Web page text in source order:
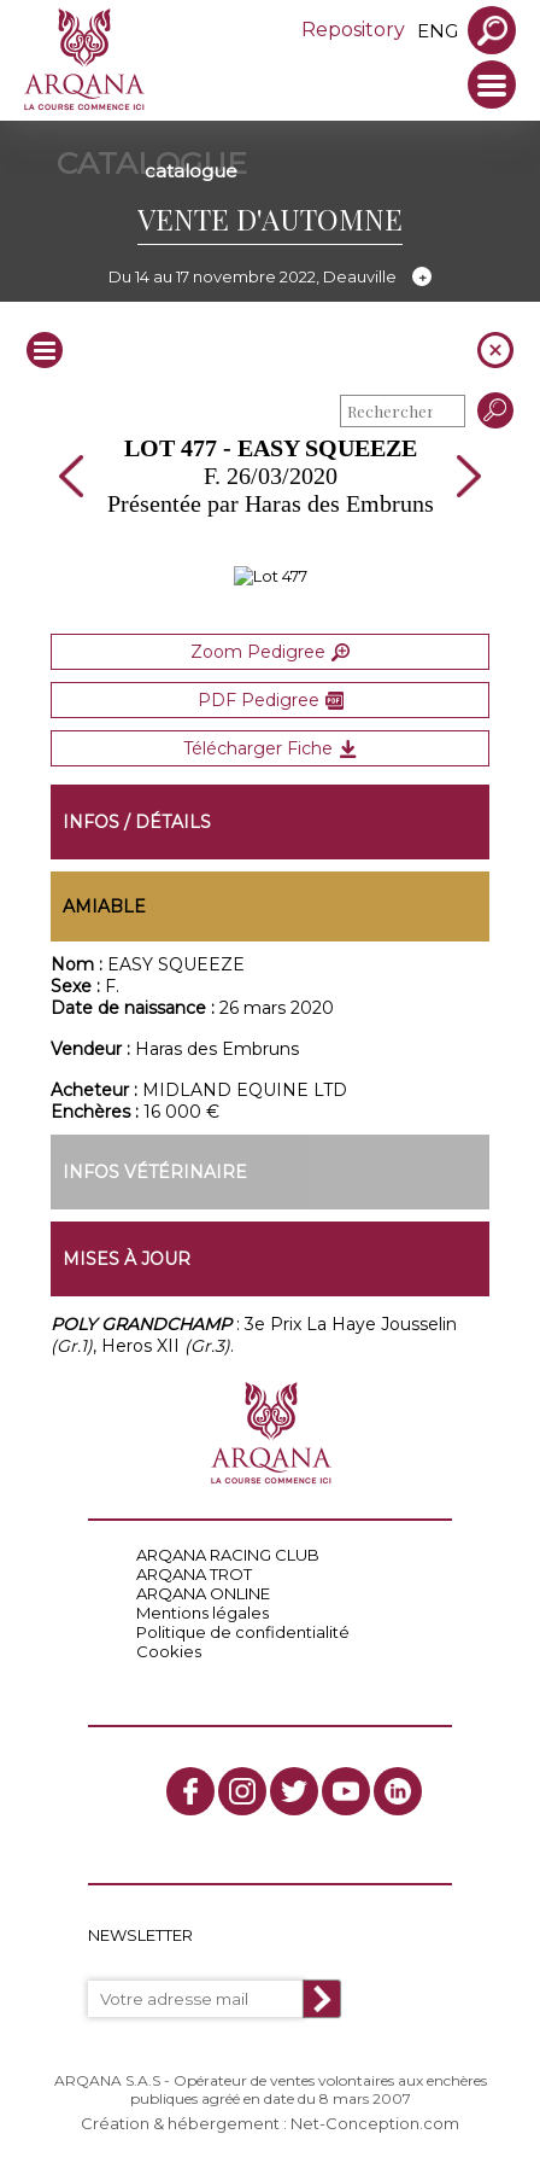
Repository ENG
CATALOGUE
catalogue
VENTE D'AUTOMNE
Du 14 au 17 novembre 2022, Deauville
LOT 477 - EASY SQUEEZE
F. 26/03/2020
Présentée par Haras des Embruns
Zoom Pedigree
PDF Pedigree
Télécharger Fiche
INFOS / DÉTAILS
AMIABLE
Nom : EASY SQUEEZE
Sexe : F.
Date de naissance :26 mars 2020
Vendeur : Haras des Embruns
Acheteur : MIDLAND EQUINE LTD
Enchères :16 000 €
INFOS VÉTÉRINAIRE
MISES À JOUR
POLY GRANDCHAMP: 3e Prix La Haye Jousselin
(Gr.1), Heros XII (Gr.3).
ARQANA RACING CLUB
ARQANA TROT
ARQANA ONLINE
Mentions légales
Politique de confidentialité
Cookies
NEWSLETTER
ARQANA S.A.S - Opérateur de ventes volontaires aux enchères
publiques agréé en date du 8 mars 2007
Création & hébergement : Net-Conception.com